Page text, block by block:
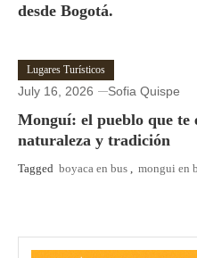
desde Bogotá.
Lugares Turísticos
July 16, 2026 Sofia Quispe
Monguí: el pueblo que te
naturaleza y tradición
Tagged boyaca en bus , mongui en